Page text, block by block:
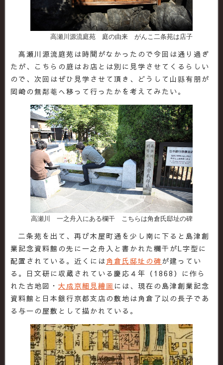
高瀬川源流庭苑 庭の由来 がんこ二条苑は店子
高瀬川源流庭苑は時間がなかったので今回は通り過ぎ
たが、こちらの庭はお店とは別に見学させてくるらしい
ので、次回はぜひ見学させて頂き、どうして山縣有朋が
岡崎の無鄰菴へ移って行ったかを考えてみたい。
高瀬川 一之舟入にある欄干 こちらは角倉氏邸址の碑
二条苑を出て、再び木屋町通を少し南に下ると島津創
業記念資料館の先に一之舟入と書かれた欄干がL字型に
配置されている。近くには角倉氏邸址の碑が建ってい
る。日文研に収蔵されている慶応４年（1868）に作ら
れた古地図・ 大成京細見繪圖 には、現在の島津創業記念
資料館と日本銀行京都支店の敷地は角倉了以の長子であ
る与一の屋敷として描かれている。